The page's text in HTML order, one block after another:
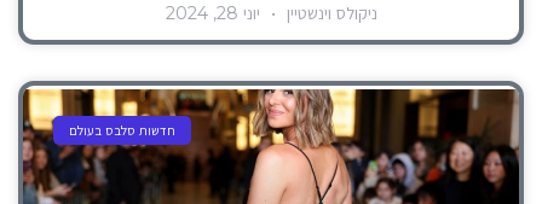
ניקולס וינשטיין יוני 28, 2024
חדשות סלבס בעולם